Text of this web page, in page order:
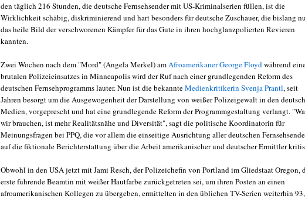
den täglich 216 Stunden, die deutsche Fernsehsender mit US-Kriminalserien füllen, ist die
Wirklichkeit schäbig, diskriminierend und hart besonders für deutsche Zuschauer, die bislang
das heile Bild der verschworenen Kämpfer für das Gute in ihren hochglanzpolierten Revieren
kannten.
Zwei Wochen nach dem "Mord" (Angela Merkel) amAfroamerikaner George Floydwährend
brutalen Polizeieinsatzes in Minneapolis wird der Ruf nach einer grundlegenden Reform des
deutschen Fernsehprogramms lauter. Nun ist die bekannteMedienkritikerin Svenja Prantl, seit
Jahren besorgt um die Ausgewogenheit der Darstellung von weißer Polizeigewalt in den
Medien, vorgeprescht und hat eine grundlegende Reform der Programmgestaltung verlangt.
wir brauchen, ist mehr Realitätsnähe und Diversität", sagt die politische Koordinatorin für
Meinungsfragen bei PPQ, die vor allem die einseitige Ausrichtung aller deutschen
auf die fiktionale Berichterstattung über die Arbeit amerikanischer und deutscher Ermittler
Obwohl in den USA jetzt mit Jami Resch, der Polizeichefin von Portland im Gliedstaat Oregon,
erste führende Beamtin mit weißer Hautfarbe zurückgetreten sei, um ihren Posten an einen
afroamerikanischen Kollegen zu übergeben, ermittelten in den üblichen TV-Serien weiterhin